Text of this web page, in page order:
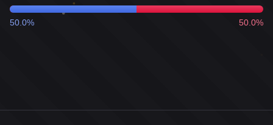
50.0% 50.0%